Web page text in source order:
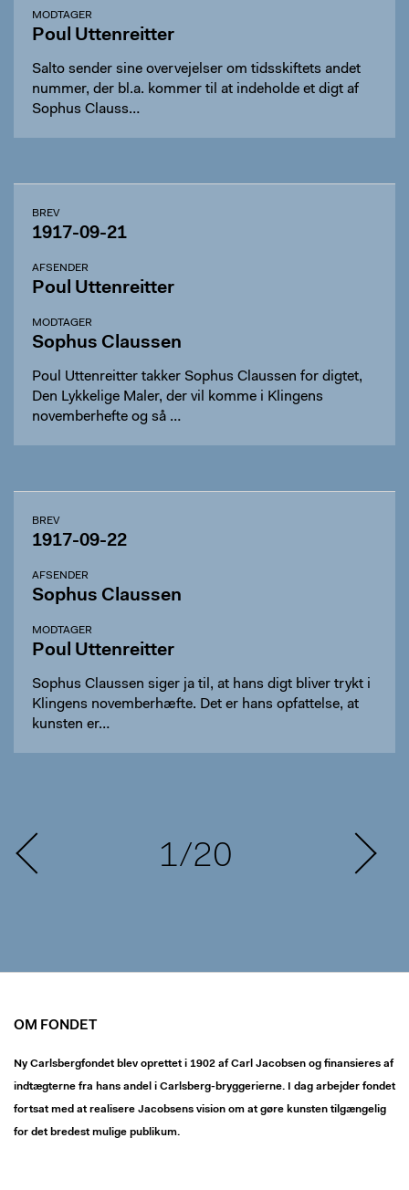
MODTAGER
Poul Uttenreitter
Salto sender sine overvejelser om tidsskiftets andet
nummer, der bl.a. kommer til at indeholde et digt af
Sophus Clauss…
BREV
1917-09-21
AFSENDER
Poul Uttenreitter
MODTAGER
Sophus Claussen
Poul Uttenreitter takker Sophus Claussen for digtet,
Den Lykkelige Maler, der vil komme i Klingens
novemberhefte og så …
BREV
1917-09-22
AFSENDER
Sophus Claussen
MODTAGER
Poul Uttenreitter
Sophus Claussen siger ja til, at hans digt bliver trykt i
Klingens novemberhæfte. Det er hans opfattelse, at
kunsten er…
1/20
OM FONDET
Ny Carlsbergfondet blev oprettet i 1902 af Carl Jacobsen og finansieres af
indtægterne fra hans andel i Carlsberg-bryggerierne. I dag arbejder fondet
fortsat med at realisere Jacobsens vision om at gøre kunsten tilgængelig
for det bredest mulige publikum.